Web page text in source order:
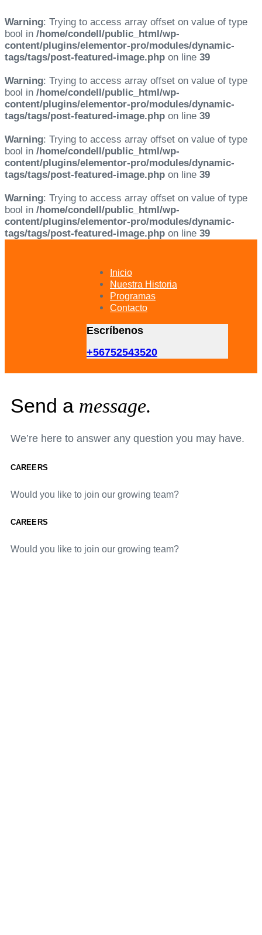
Warning: Trying to access array offset on value of type
bool in /home/condell/public_html/wp-
content/plugins/elementor-pro/modules/dynamic-
tags/tags/post-featured-image.php on line 39
Warning: Trying to access array offset on value of type
bool in /home/condell/public_html/wp-
content/plugins/elementor-pro/modules/dynamic-
tags/tags/post-featured-image.php on line 39
Warning: Trying to access array offset on value of type
bool in /home/condell/public_html/wp-
content/plugins/elementor-pro/modules/dynamic-
tags/tags/post-featured-image.php on line 39
Warning: Trying to access array offset on value of type
bool in /home/condell/public_html/wp-
content/plugins/elementor-pro/modules/dynamic-
tags/tags/post-featured-image.php on line 39
Inicio
Nuestra Historia
Programas
Contacto
Escríbenos
+56752543520
Send a message.
We’re here to answer any question you may have.
CAREERS
Would you like to join our growing team?
CAREERS
Would you like to join our growing team?